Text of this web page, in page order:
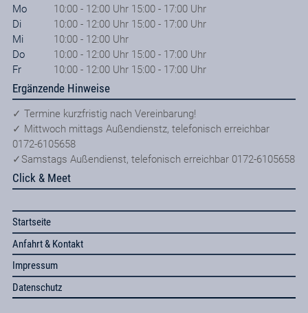
Mo
10:00 - 12:00 Uhr 15:00 - 17:00 Uhr
Di
10:00 - 12:00 Uhr 15:00 - 17:00 Uhr
Mi
10:00 - 12:00 Uhr
Do
10:00 - 12:00 Uhr 15:00 - 17:00 Uhr
Fr
10:00 - 12:00 Uhr 15:00 - 17:00 Uhr
Ergänzende Hinweise
✓ Termine kurzfristig nach Vereinbarung!
✓ Mittwoch mittags Außendienstz, telefonisch erreichbar
0172-6105658
✓Samstags Außendienst, telefonisch erreichbar 0172-6105658
Click & Meet
Startseite
Anfahrt & Kontakt
Impressum
Datenschutz